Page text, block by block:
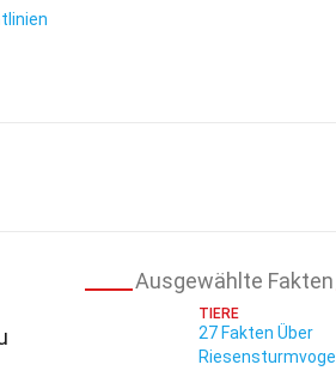
Ausgewählte Fakten
TIERE
27 Fakten Über
Riesensturmvogel